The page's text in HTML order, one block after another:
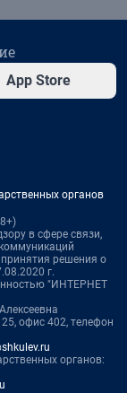
App Store
органов
в сфере связи,
решения о
г.
"ИНТЕРНЕТ
офис 402, телефон
органов: